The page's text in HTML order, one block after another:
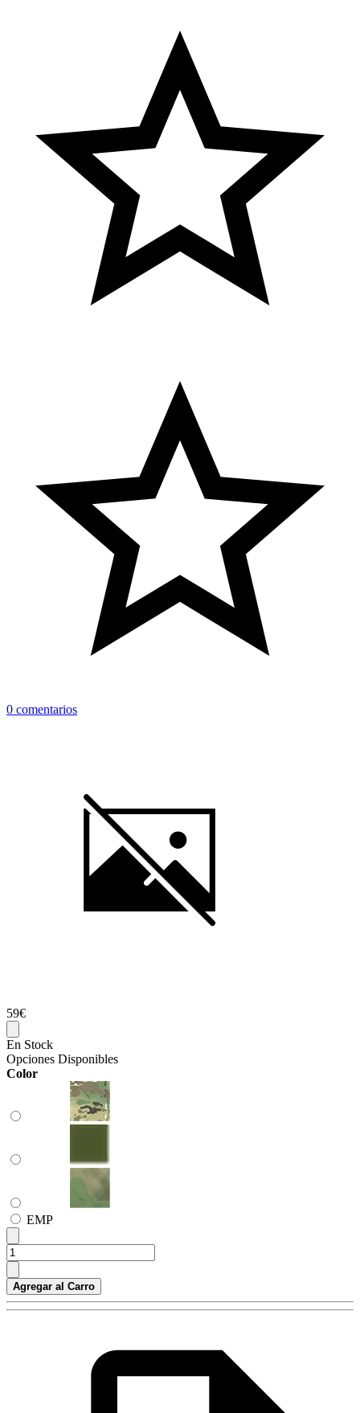
0 comentarios
59€
En Stock
Opciones Disponibles
Color
ЕМР
Agregar al Carro